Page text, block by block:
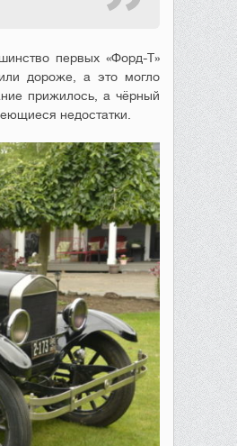
первых «Форд-Т»
дороже, а это могло
прижилось, а чёрный
недостатки.